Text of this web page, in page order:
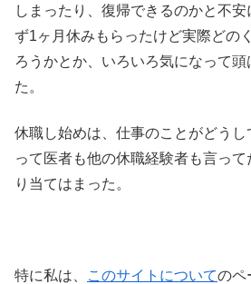
しまったり、復帰できるのかと不安
ず1ヶ月休みもらったけど実際どの
ろうかとか、いろいろ気になって
た。
休職し始めは、仕事のことがどう
って医者も他の休職経験者も言っ
り当てはまった。
特に私は、 このサイトについてのペ